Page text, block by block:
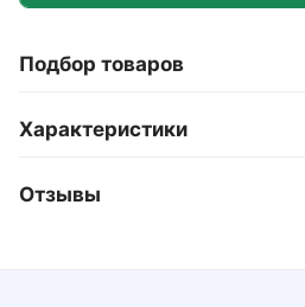
Подбор товаров
Характеристики
Отзывы